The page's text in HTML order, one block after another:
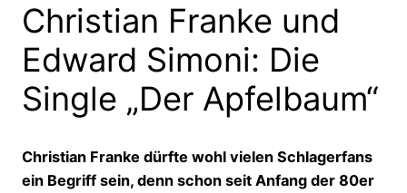
Christian Franke und
Edward Simoni: Die
Single „Der Apfelbaum“
Christian Franke dürfte wohl vielen Schlagerfans
ein Begriff sein, denn schon seit Anfang der 80er